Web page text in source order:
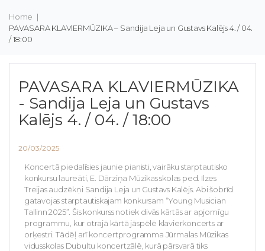
Home |
PAVASARA KLAVIERMŪZIKA – Sandija Leja un Gustavs Kalējs 4. / 04.
/ 18:00
PAVASARA KLAVIERMŪZIKA
- Sandija Leja un Gustavs
Kalējs 4. / 04. / 18:00
20/03/2025
Koncertā piedalīsies jaunie pianisti, vairāku starptautisko
konkursu laureāti, E. Dārziņa Mūzikas skolas ped. Ilzes
Treijas audzēkņi Sandija Leja un Gustavs Kalējs. Abi šobrīd
gatavojas starptautiskajam konkursam “Young Musician
Tallinn 2025”. Šis konkurss notiek divās kārtās ar apjomīgu
programmu, kur otrajā kārtā jāspēlē klavierkoncerts ar
orķestri. Tādēļ arī koncertprogramma Jūrmalas Mūzikas
vidusskolas Dubultu koncertzālē, kurā pārsvarā tiks